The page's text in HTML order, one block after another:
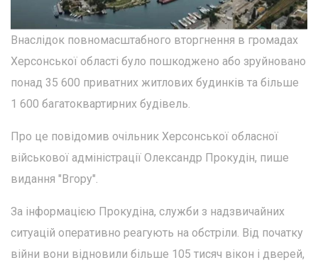
Внаслідок повномасштабного вторгнення в громадах
Херсонської області було пошкоджено або зруйновано
понад 35 600 приватних житлових будинків та більше
1 600 багатоквартирних будівель.
Про це повідомив очільник Херсонської обласної
військової адміністрації Олександр Прокудін, пише
видання "Вгору".
За інформацією Прокудіна, служби з надзвичайних
ситуацій оперативно реагують на обстріли. Від початку
війни вони відновили більше 105 тисяч вікон і дверей,